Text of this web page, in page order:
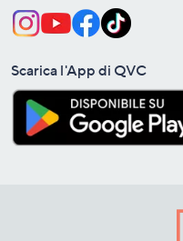
Scarica l'App di QVC